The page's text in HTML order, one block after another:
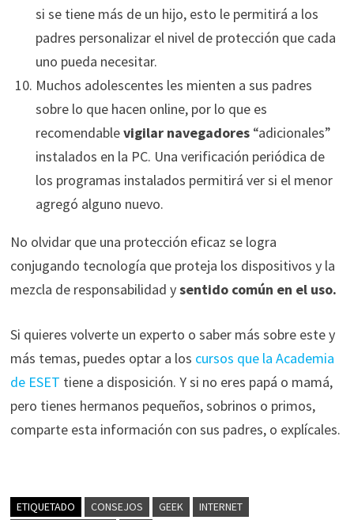
si se tiene más de un hijo, esto le permitirá a los
padres personalizar el nivel de protección que cada
uno pueda necesitar.
Muchos adolescentes les mienten a sus padres
sobre lo que hacen online, por lo que es
recomendablevigilar navegadores “adicionales”
instalados en la PC. Una verificación periódica de
los programas instalados permitirá ver si el menor
agregó alguno nuevo.
No olvidar que una protección eficaz se logra
conjugando tecnología que proteja los dispositivos y la
mezcla de responsabilidad ysentido común en el uso.
Si quieres volverte un experto o saber más sobre este y
más temas, puedes optar a los cursos que la Academia
de ESET tiene a disposición. Y si no eres papá o mamá,
pero tienes hermanos pequeños, sobrinos o primos,
comparte esta información con sus padres, o explícales.
ETIQUETADO CONSEJOS GEEK
INTERNET